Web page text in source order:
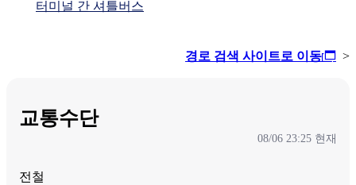
터미널 간 셔틀버스
경로 검색 사이트로 이동 >
교통수단
08/06 23:25 현재
전철